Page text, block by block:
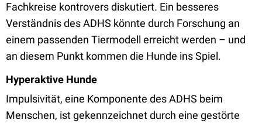
Fachkreise kontrovers diskutiert. Ein besseres
Verständnis des ADHS könnte durch Forschung an
einem passenden Tiermodell erreicht werden – und
an diesem Punkt kommen die Hunde ins Spiel.
Hyperaktive Hunde
Impulsivität, eine Komponente des ADHS beim
Menschen, ist gekennzeichnet durch eine gestörte